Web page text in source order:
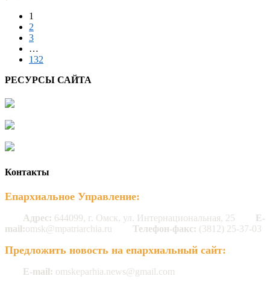
1
2
3
…
132
РЕСУРСЫ САЙТА
Контакты
Епархиальное Управление:
Адрес: 644099, г. Омск, ул. Интернациональная, 25
E-
mail:omsk@mpatriarchia.ru Телефон-факс: (3812) 25-37-03
Предложить новость на епархиальный сайт:
E-mail: omskeparhia.news@gmail.com